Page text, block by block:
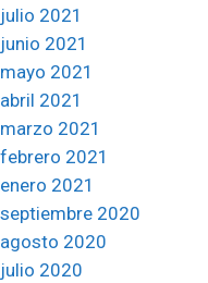
julio 2021
junio 2021
mayo 2021
abril 2021
marzo 2021
febrero 2021
enero 2021
septiembre 2020
agosto 2020
julio 2020